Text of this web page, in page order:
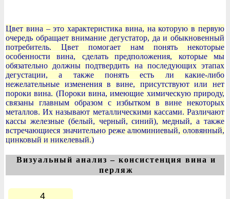
Цвет вина – это характеристика вина, на которую в первую
очередь обращает внимание дегустатор, да и обыкновенный
потребитель. Цвет помогает нам понять некоторые
особенности вина, сделать предположения, которые мы
обязательно должны подтвердить на последующих этапах
дегустации, а также понять есть ли какие-либо
нежелательные изменения в вине, присутствуют или нет
пороки вина. (Пороки вина, имеющие химическую природу,
связаны главным образом с избытком в вине некоторых
металлов. Их называют металлическими кассами. Различают
кассы железные (белый, черный, синий), медный, а также
встречающиеся значительно реже алюминиевый, оловянный,
цинковый и никелевый.)
Визуальный анализ – консистенция вина и
перляж
4